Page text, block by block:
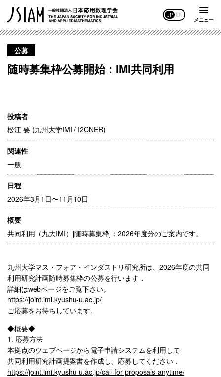
JP EN
メニュー
公募
随時募集枠公募開始：IMI共同利用
投稿者
松江 要 (九州大学IMI / I2CNER)
関連性
一般
日程
2026年3月1日〜11月10日
概要
共同利用（九大IMI）[随時募集枠]：2026年度分のご案内です。
九州大学マス・フォア・インダストリ研究所は、2026年度の共同
利用研究計画随時募集枠の公募を行います．
詳細はwebページをご覧下さい。
https://joint.imi.kyushu-u.ac.jp/
ご応募をお待ちしています.
◆概要◆
1. 応募⽅法
本拠点のウェブページから電⼦申請システムを利⽤して
共同利⽤研究計画提案書を作成し、応募してください．
https://joint.imi.kyushu-u.ac.jp/call-for-proposals-anytime/